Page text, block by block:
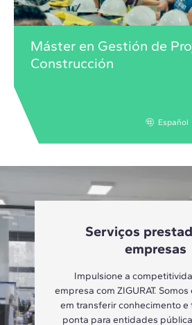
Máster en Gestión de
Construcción
Español
Serviços
empresas
Impulsione a
empresa com ZIGURAT.
em transferir conhecimento e
ponta para entidades